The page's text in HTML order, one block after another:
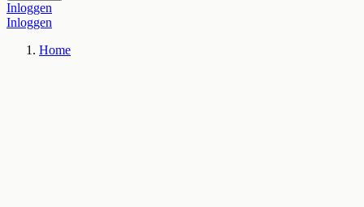
Inloggen
Inloggen
Home